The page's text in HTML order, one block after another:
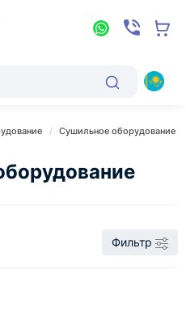
Сушильное оборудование
Фильтр